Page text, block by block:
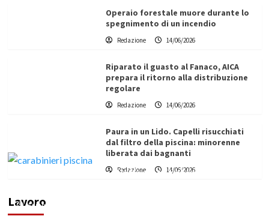
Operaio forestale muore durante lo
spegnimento di un incendio
Redazione 14/06/2026
Riparato il guasto al Fanaco, AICA
prepara il ritorno alla distribuzione
regolare
Redazione 14/06/2026
Paura in un Lido. Capelli risucchiati
dal filtro della piscina: minorenne
liberata dai bagnanti
Redazione 14/06/2026
Lavoro
Vino in Italia: il giro d’affari contribuisce
Filippo Cardinale